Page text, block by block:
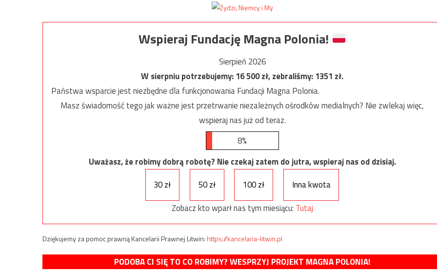
Wspieraj Fundację Magna Polonia!
Sierpień 2026
W sierpniu potrzebujemy:16 500zł, zebraliśmy:1351 zł.
Państwa wsparcie jest niezbędne dla funkcjonowania Fundacji Magna Polonia.
Masz świadomość tego jak ważne jest przetrwanie niezależnych ośrodków medialnych? Nie zwlekaj więc,
wspieraj nas już od teraz.
8%
Uważasz, że robimy dobrą robotę? Nie czekaj zatem do jutra, wspieraj nas od dzisiaj.
30 zł
50 zł 100 zł
Inna kwota
Zobacz kto wparł nas tym miesiącu: Tutaj
Dziękujemy za pomoc prawną Kancelarii Prawnej Litwin:https://kancelaria-litwin.pl
PODOBA CI SIĘ TO CO ROBIMY? WESPRZYJ PROJEKT MAGNA POLONIA!